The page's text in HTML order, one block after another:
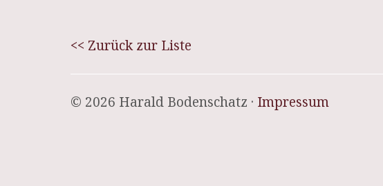
<< Zurück zur Liste
© 2026 Harald Bodenschatz · Impressum